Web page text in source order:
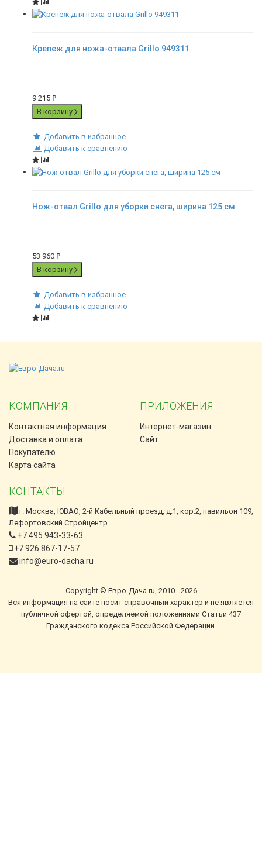
Крепеж для ножа-отвала Grillo 949311
9 215 ₽
В корзину
Добавить в избранное
Добавить к сравнению
Нож-отвал Grillo для уборки снега, ширина 125 см
53 960 ₽
В корзину
Добавить в избранное
Добавить к сравнению
КОМПАНИЯ
Контактная информация
Доставка и оплата
Покупателю
Карта сайта
ПРИЛОЖЕНИЯ
Интернет-магазин
Сайт
КОНТАКТЫ
г. Москва, ЮВАО, 2-й Кабельный проезд, д.1, кор.2, павильон 109,
Лефортовский Стройцентр
+7 495 943-33-63
+7 926 867-17-57
info@euro-dacha.ru
Copyright © Евро-Дача.ru, 2010 - 2026
Вся информация на сайте носит справочный характер и не является
публичной офертой, определяемой положениями Статьи 437
Гражданского кодекса Российской Федерации.